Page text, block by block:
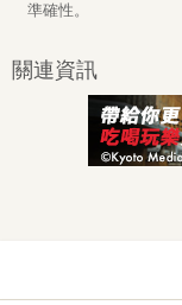
準確性。
關連資訊